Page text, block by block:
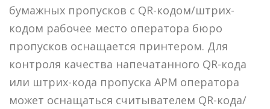
бумажных пропусков с QR-кодом/штрих-
кодом рабочее место оператора бюро
пропусков оснащается принтером. Для
контроля качества напечатанного QR-кода
или штрих-кода пропуска АРМ оператора
может оснащаться считывателем QR-кода/